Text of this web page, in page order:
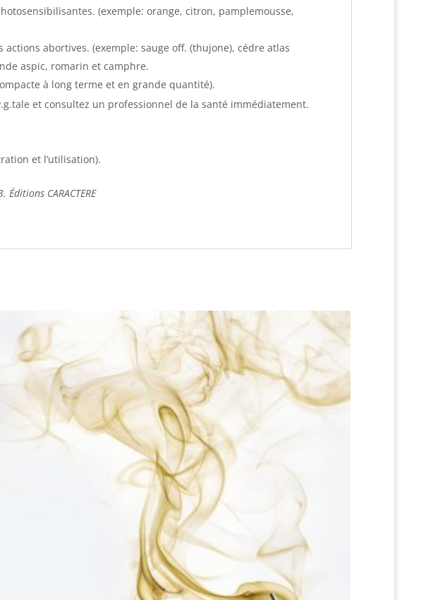
(exemple: orange, citron, pamplemousse,
abortives. (exemple: sauge off. (thujone), cédre atlas
aspic, romarin et camphre.
à long terme et en grande quantité).
et consultez un professionnel de la santé immédiatement.
et l’utilisation).
CARACTERE